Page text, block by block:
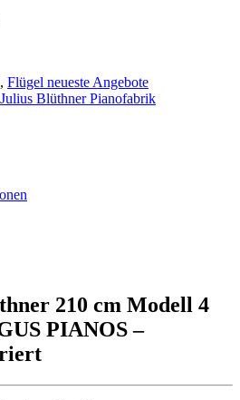
, Flügel neueste Angebote
Julius Blüthner Pianofabrik
210 cm Modell 4
PIANOS –